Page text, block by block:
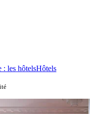
: les hôtelsHôtels